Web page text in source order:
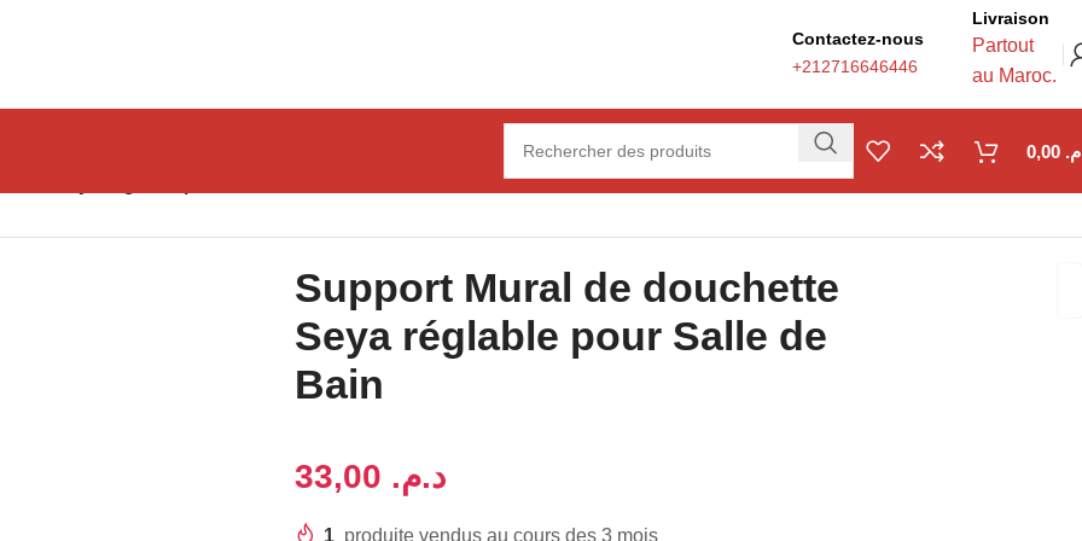
Contactez-nous
+212716646446
Livraison
Partout
au Maroc.
Support Mural de douchette
Seya réglable pour Salle de
Bain
د.م.
1 produite vendus au cours des 3 mois